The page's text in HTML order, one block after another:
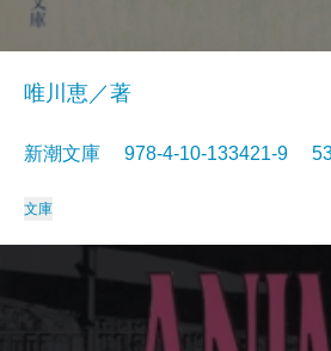
唯川恵／著
新潮文庫 978-4-10-133421-9
文庫